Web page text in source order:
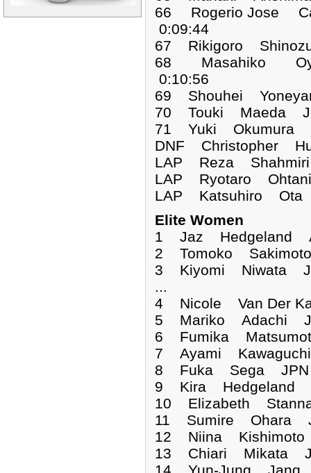
66 Rogerio Jose
0:09:44
67 Rikigoro
68 Masahiko
0:10:56
69 Shouhei
70 Touki Maeda
71 Yuki Okumura
DNF
LAP Reza
LAP Ryotaro
LAP Katsuhiro
Elite Women
1 Jaz Hedgeland
2 Tomoko
3 Kiyomi Niwata
...
4 Nicole Van Der
5 Mariko Adachi
6 Fumika
7 Ayami
8 Fuka Sega JPN
9 Kira Hedgeland
10 Elizabeth
11 Sumire Ohara
12 Niina
13 Chiari Mikata
14 Yun-Jung Jang